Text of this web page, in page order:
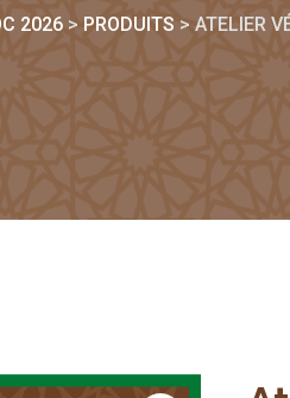
2026> PRODUITS > ATELIER